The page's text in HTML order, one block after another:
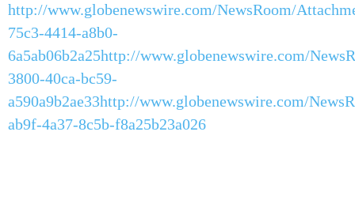
http://www.globenewswire.com/NewsRoom/
75c3-4414-a8b0-
6a5ab06b2a25http://www.globenewswire.com/
3800-40ca-bc59-
a590a9b2ae33http://www.globenewswire.com/
ab9f-4a37-8c5b-f8a25b23a026